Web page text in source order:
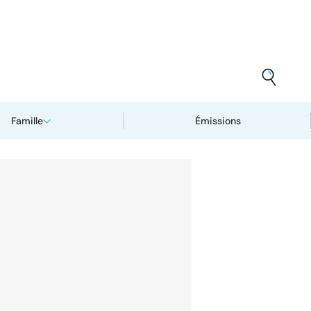
Famille Émissions